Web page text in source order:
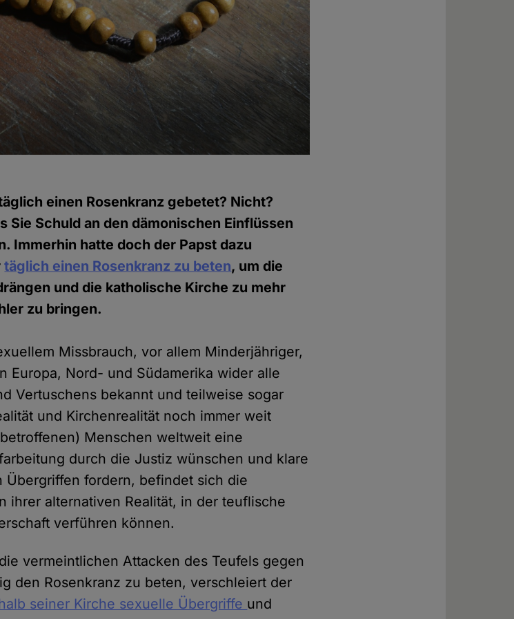
einen Rosenkranz gebetet? Nicht?
Sie Schuld an den dämonischen Einflüssen
Immerhin hatte doch der Papst dazu
täglich einen Rosenkranz zu beten, um die
und die katholische Kirche zu mehr
zu bringen.
Missbrauch, vor allem Minderjähriger,
Europa, Nord- und Südamerika wider alle
Vertuschens bekannt und teilweise sogar
und Kirchenrealität noch immer weit
Menschen weltweit eine
durch die Justiz wünschen und klare
Übergriffen fordern, befindet sich die
ihrer alternativen Realität, in der teuflische
verführen können.
vermeintlichen Attacken des Teufels gegen
den Rosenkranz zu beten, verschleiert der
seiner Kirche sexuelle Übergriffe und